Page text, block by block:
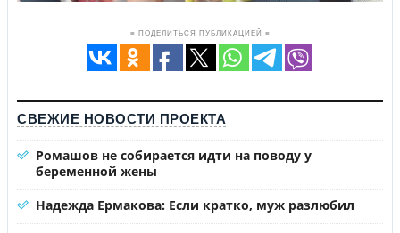
≡ ПОДЕЛИТЬСЯ ПУБЛИКАЦИЕЙ ≡
СВЕЖИЕ НОВОСТИ ПРОЕКТА
Ромашов не собирается идти на поводу у
беременной жены
Надежда Ермакова: Если кратко, муж разлюбил